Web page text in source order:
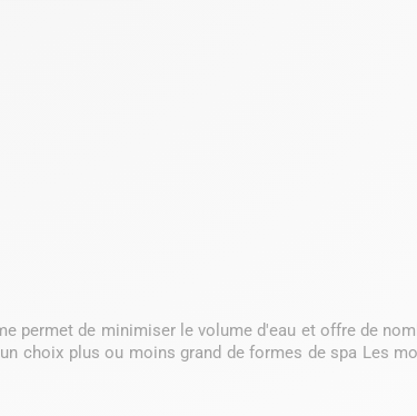
permet de minimiser le volume d'eau et offre de
choix plus ou moins grand de formes de spa Les